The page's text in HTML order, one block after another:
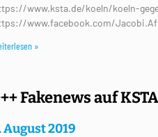
www.ksta.de/koeln/koeln-
www.facebook.com/
»
Fakenews auf
August 2019